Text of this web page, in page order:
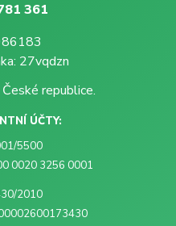
361
27vqdzn
republice.
ÚČTY:
5500
0020 3256 0001
2010